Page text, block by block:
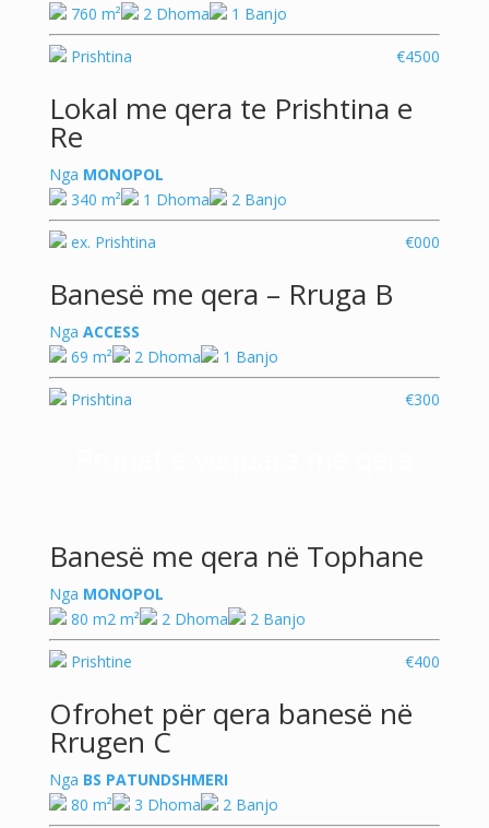
760 m²
2 Dhoma 1 Banjo
Prishtina €4500
Lokal me qera te Prishtina e
Re
Nga MONOPOL
340 m²
1 Dhoma 2 Banjo
ex. Prishtina €000
Banesë me qera – Rruga B
Nga ACCESS
69 m²
2 Dhoma 1 Banjo
Prishtina €300
Banesë me qera në Tophane
Nga MONOPOL
80 m2 m²
2 Dhoma 2 Banjo
Prishtine €400
Ofrohet për qera banesë në
Rrugen C
Nga BS PATUNDSHMERI
80 m²
3 Dhoma 2 Banjo